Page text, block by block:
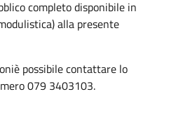
completo disponibile in
alla presente
possibile contattare lo
079 3403103.